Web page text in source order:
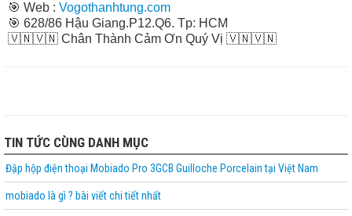
🎯 Web : Vogothanhtung.com
🎯 628/86 Hậu Giang.P12.Q6. Tp: HCM
🇻🇳🇻🇳 Chân Thành Cảm Ơn Quý Vị 🇻🇳🇻🇳
TIN TỨC CÙNG DANH MỤC
Đập hộp điện thoại Mobiado Pro 3GCB Guilloche Porcelain tại Việt Nam
mobiado là gì ? bài viết chi tiết nhất